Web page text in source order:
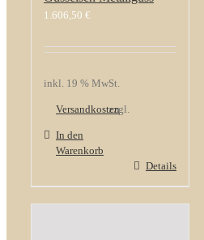
1.606,50 €
inkl. 19 % MwSt.
zzgl.
Versandkosten
In den
Warenkorb
Details